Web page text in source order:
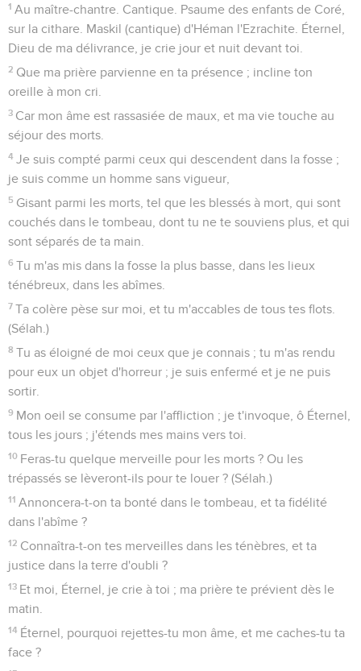
1 Au maître-chantre. Cantique. Psaume des enfants de Coré,
sur la cithare. Maskil (cantique) d'Héman l'Ezrachite. Éternel,
Dieu de ma délivrance, je crie jour et nuit devant toi.
2 Que ma prière parvienne en ta présence ; incline ton
oreille à mon cri.
3 Car mon âme est rassasiée de maux, et ma vie touche au
séjour des morts.
4 Je suis compté parmi ceux qui descendent dans la fosse ;
je suis comme un homme sans vigueur,
5 Gisant parmi les morts, tel que les blessés à mort, qui sont
couchés dans le tombeau, dont tu ne te souviens plus, et qui
sont séparés de ta main.
6 Tu m'as mis dans la fosse la plus basse, dans les lieux
ténébreux, dans les abîmes.
7 Ta colère pèse sur moi, et tu m'accables de tous tes flots.
(Sélah.)
8 Tu as éloigné de moi ceux que je connais ; tu m'as rendu
pour eux un objet d'horreur ; je suis enfermé et je ne puis
sortir.
9 Mon oeil se consume par l'affliction ; je t'invoque, ô Éternel,
tous les jours ; j'étends mes mains vers toi.
10 Feras-tu quelque merveille pour les morts ? Ou les
trépassés se lèveront-ils pour te louer ? (Sélah.)
11 Annoncera-t-on ta bonté dans le tombeau, et ta fidélité
dans l'abîme ?
12 Connaîtra-t-on tes merveilles dans les ténèbres, et ta
justice dans la terre d'oubli ?
13 Et moi, Éternel, je crie à toi ; ma prière te prévient dès le
matin.
14 Éternel, pourquoi rejettes-tu mon âme, et me caches-tu ta
face ?